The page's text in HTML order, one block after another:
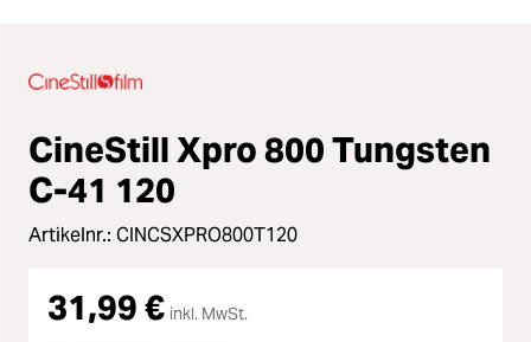
CineStill Xpro 800 Tungsten
C-41 120
Artikelnr.: CINCSXPRO800T120
31,99 € inkl. MwSt.